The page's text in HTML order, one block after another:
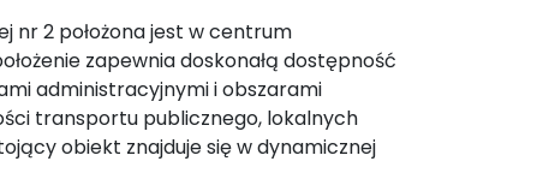
nr 2 położona jest w centrum
zapewnia doskonałą dostępność
administracyjnymi i obszarami
transportu publicznego, lokalnych
obiekt znajduje się w dynamicznej